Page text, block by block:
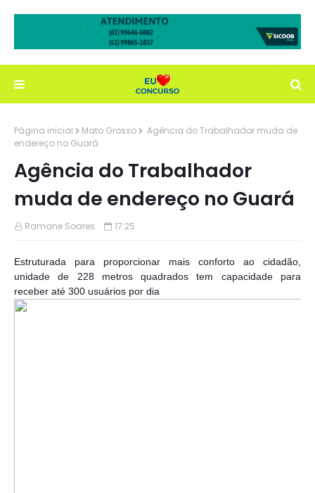
Página inicial Mato Grosso
Agência do Trabalhador muda de
endereço no Guará
Agência do Trabalhador
muda de endereço no Guará
Ramane Soares 17:25
Estruturada para proporcionar mais conforto ao cidadão,
unidade de 228 metros quadrados tem capacidade para
receber até 300 usuários por dia